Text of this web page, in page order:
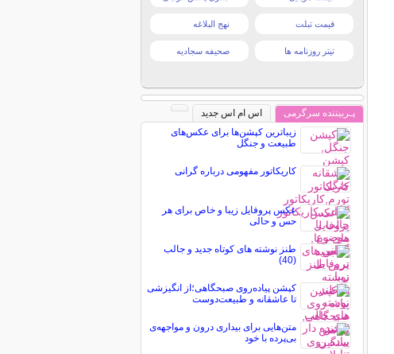
قیمت تبلت نهج البلاغه
تیتر روزنامه ها صحیفه سجادیه
پـربیننده سرگرمی
اس ام اس جدید
زیباترین کپشن‌ها برای عکس‌های
طبیعت و جنگل
کاریکاتور مفهومی درباره گرانی
عکس پروفایل زیبا و خاص برای هر
حس و حالی
طنز نوشته های کوتاه جدید و جالب
(40)
کپشن پیاده‌روی صبحگاهی؛از انگیزشی
تا عاشقانه و طبیعت‌دوست
متن‌هایی برای بیداری درون و مواجهه‌ی
بی‌پرده با خود